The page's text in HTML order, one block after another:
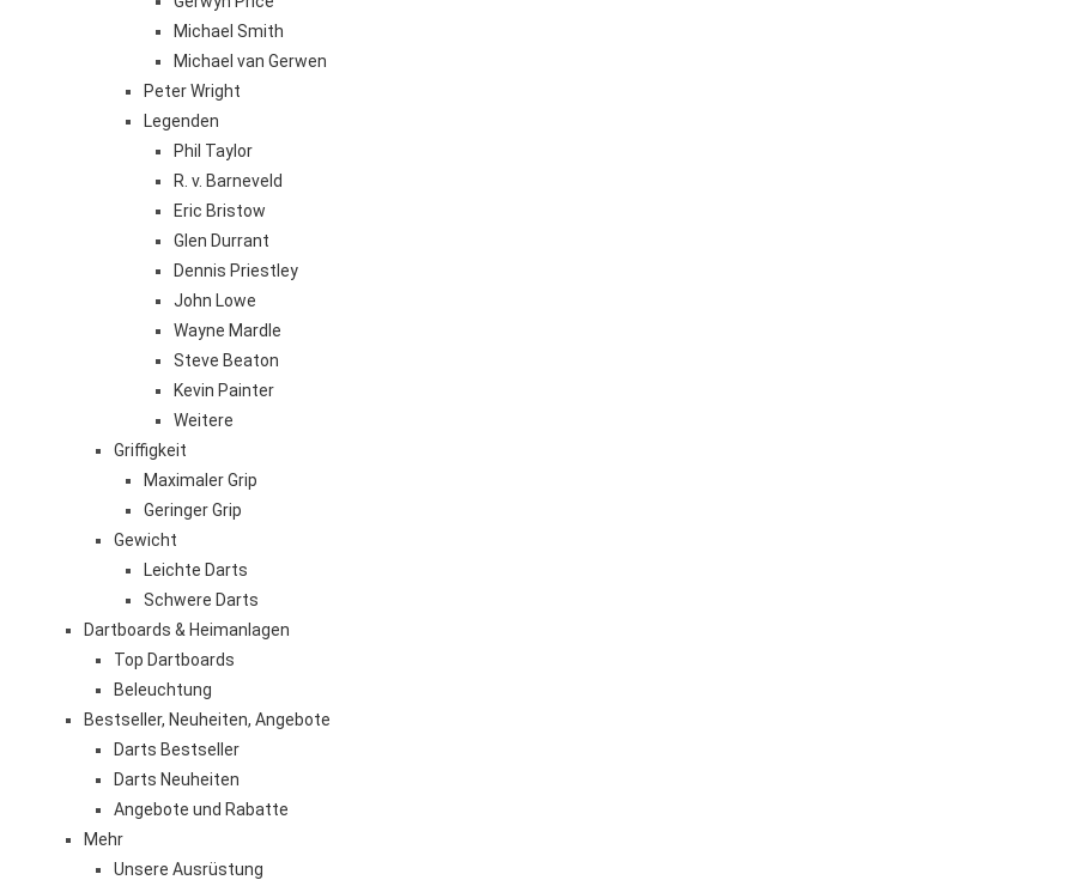
Michael Smith
Michael van Gerwen
Peter Wright
Legenden
Phil Taylor
R. v. Barneveld
Eric Bristow
Glen Durrant
Dennis Priestley
John Lowe
Wayne Mardle
Steve Beaton
Kevin Painter
Weitere
Griffigkeit
Maximaler Grip
Geringer Grip
Gewicht
Leichte Darts
Schwere Darts
Dartboards & Heimanlagen
Top Dartboards
Beleuchtung
Bestseller, Neuheiten, Angebote
Darts Bestseller
Darts Neuheiten
Angebote und Rabatte
Mehr
Unsere Ausrüstung